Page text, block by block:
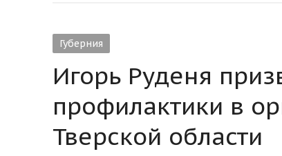
Губерния
Игорь Руденя
профилактики в
Тверской области